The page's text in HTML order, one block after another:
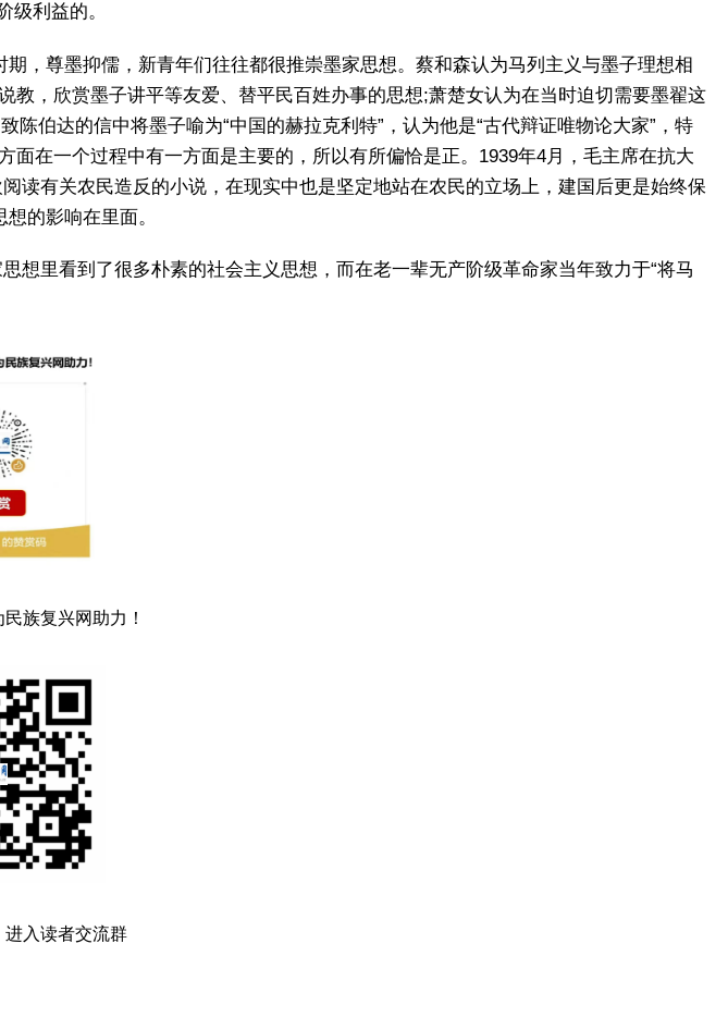
利益的。
，尊墨抑儒，新青年们往往都很推崇墨家思想。蔡和森认为马列主义与墨子理想相
教，欣赏墨子讲平等友爱、替平民百姓办事的思想;萧楚女认为在当时迫切需要墨翟这
陈伯达的信中将墨子喻为“中国的赫拉克利特”，认为他是“古代辩证唯物论大家”，特
面在一个过程中有一方面是主要的，所以有所偏恰是正。1939年4月，毛主席在抗大
读有关农民造反的小说，在现实中也是坚定地站在农民的立场上，建国后更是始终保
的影响在里面。
想里看到了很多朴素的社会主义思想，而在老一辈无产阶级革命家当年致力于“将马
族复兴网助力！
进入读者交流群